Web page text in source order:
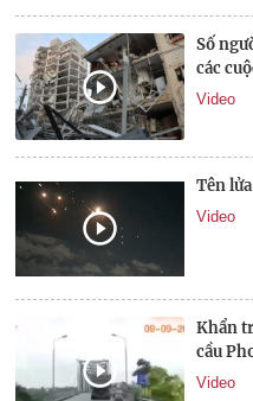
Số
các
Video
Tên
Video
Khẩn
cầu
Video